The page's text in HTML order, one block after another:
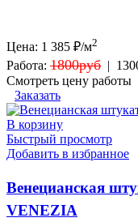
Цена: 1 385 ₽/м2
Работа: 1800руб |
Смотреть цену работы
Заказать
В корзину
Быстрый просмотр
Добавить в избранное
Венецианская
VENEZIA